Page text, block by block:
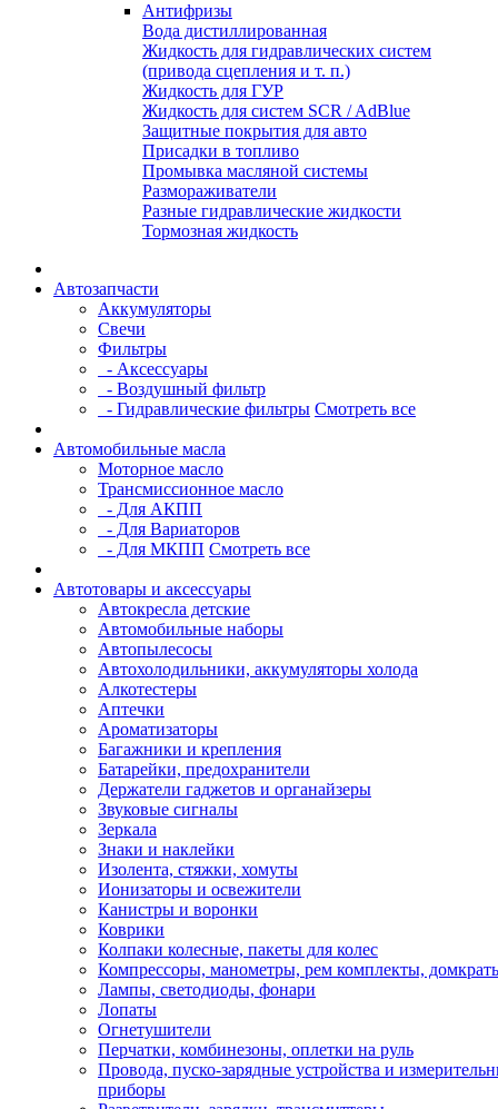
Антифризы
Вода дистиллированная
Жидкость для гидравлических систем
(привода сцепления и т. п.)
Жидкость для ГУР
Жидкость для систем SCR / AdBlue
Защитные покрытия для авто
Присадки в топливо
Промывка масляной системы
Размораживатели
Разные гидравлические жидкости
Тормозная жидкость
Автозапчасти
Аккумуляторы
Свечи
Фильтры
- Аксессуары
- Воздушный фильтр
- Гидравлические фильтры Смотреть все
Автомобильные масла
Моторное масло
Трансмиссионное масло
- Для АКПП
- Для Вариаторов
- Для МКПП Смотреть все
Автотовары и аксессуары
Автокресла детские
Автомобильные наборы
Автопылесосы
Автохолодильники, аккумуляторы холода
Алкотестеры
Аптечки
Ароматизаторы
Багажники и крепления
Батарейки, предохранители
Держатели гаджетов и органайзеры
Звуковые сигналы
Зеркала
Знаки и наклейки
Изолента, стяжки, хомуты
Ионизаторы и освежители
Канистры и воронки
Коврики
Колпаки колесные, пакеты для колес
Компрессоры, манометры, рем комплекты,
Лампы, светодиоды, фонари
Лопаты
Огнетушители
Перчатки, комбинезоны, оплетки на руль
Провода, пуско-зарядные устройства и
приборы